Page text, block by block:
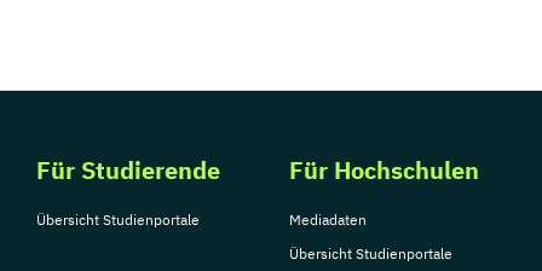
Für Studierende
Übersicht Studienportale
Für Hochschulen
Mediadaten
Übersicht Studienportale